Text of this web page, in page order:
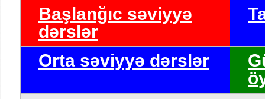
Başlanğıc səviyyə
dərslər
Orta səviyyə dərslər